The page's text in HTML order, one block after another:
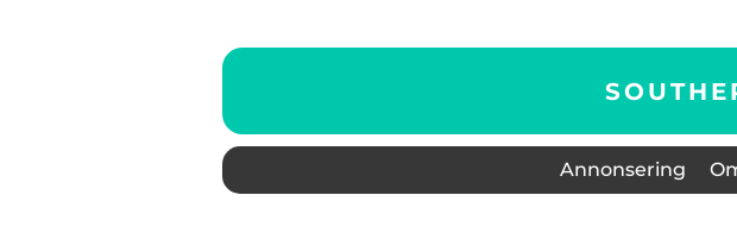
Annonsering